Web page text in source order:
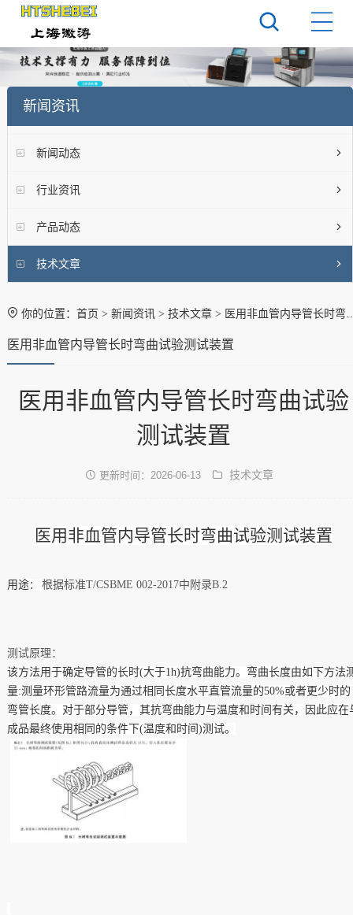
新闻资讯
新闻动态
行业资讯
产品动态
技术文章
你的位置： 首页 > 新闻资讯 > 技术文章 > 医用非血管内导管长时弯曲试验测试装置
医用非血管内导管长时弯曲试验测试装置
医用非血管内导管长时弯曲试验
测试装置
更新时间：2026-06-13 技术文章
医用非血管内导管长时弯曲试验测试装置
用途： 根据标准T/CSBME 002-2017中 附录B.2
测试原理 ：
该方法用于确定导管的长时(大于1h)抗弯曲能力。弯曲长度由如下方法
量:测量环形管路流量为通过相同长度水平直管流量的50%或者更少时的
弯管长度。对于部分导管，其抗弯曲能力与温度和时间有关，因此应在
成品最终使用相同的条件下(温度和时间)测试。